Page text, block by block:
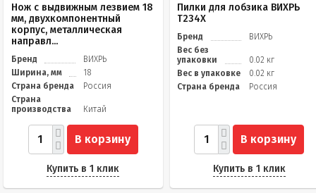
Нож с выдвижным лезвием 18
мм, двухкомпонентный
корпус, металлическая
направл...
Бренд
ВИХРЬ
Ширина, мм
18
Страна бренда
Россия
Страна
производства
Китай
В корзину
Купить в 1 клик
Пилки для лобзика ВИХРЬ
Т234Х
Бренд
ВИХРЬ
Вес без
упаковки
0.02 кг
Вес в упаковке
0.02 кг
Страна бренда
Россия
В корзину
Купить в 1 клик